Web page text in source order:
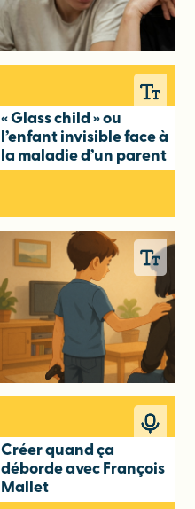
« Glass child » ou
l’enfant invisible face à
la maladie d’un parent
Créer quand ça
déborde avec François
Mallet